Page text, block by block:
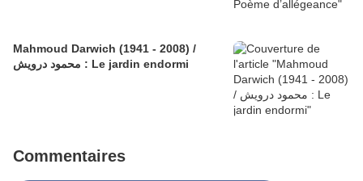
Mahmoud Darwich (1941 - 2008) /
محمود درويش : Le jardin endormi
Commentaires